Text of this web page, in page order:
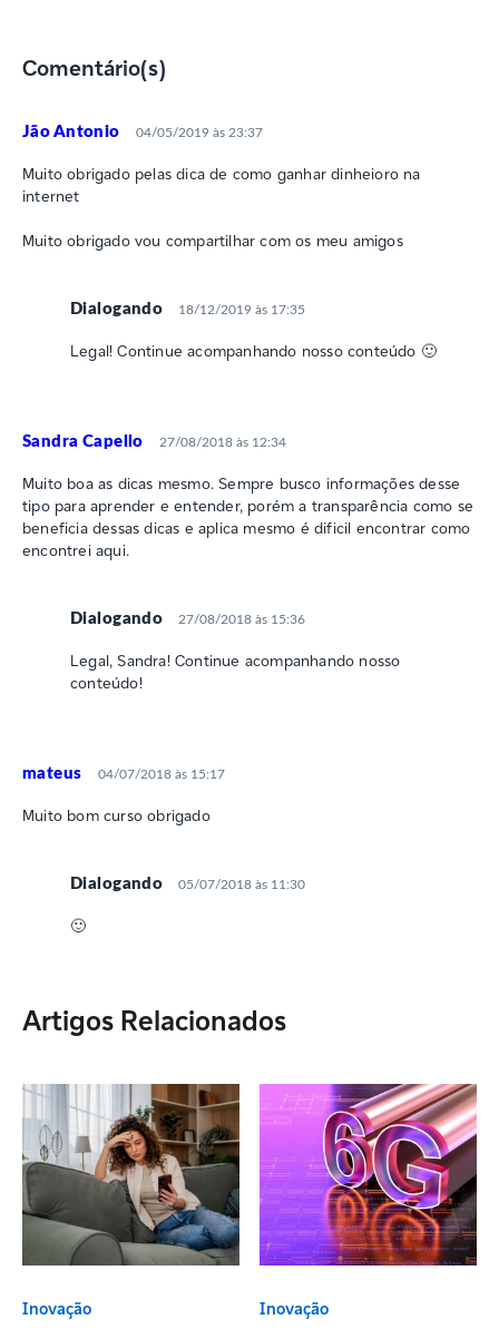
Comentário(s)
Jão Antonio 04/05/2019 às 23:37
Muito obrigado pelas dica de como ganhar dinheioro na
internet
Muito obrigado vou compartilhar com os meu amigos
Dialogando 18/12/2019 às 17:35
Legal! Continue acompanhando nosso conteúdo 🙂
Sandra Capello 27/08/2018 às 12:34
Muito boa as dicas mesmo. Sempre busco informações desse
tipo para aprender e entender, porém a transparência como se
beneficia dessas dicas e aplica mesmo é dificil encontrar como
encontrei aqui.
Dialogando 27/08/2018 às 15:36
Legal, Sandra! Continue acompanhando nosso
conteúdo!
mateus 04/07/2018 às 15:17
Muito bom curso obrigado
Dialogando 05/07/2018 às 11:30
🙂
Artigos Relacionados
Inovação Inovação